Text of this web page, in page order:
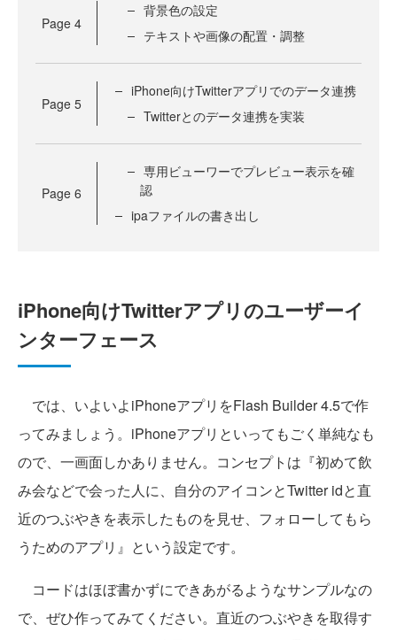
Page 4
背景色の設定
テキストや画像の配置・調整
Page 5
iPhone向けTwitterアプリでのデータ連携
Twitterとのデータ連携を実装
Page 6
専用ビューワーでプレビュー表示を確
認
ipaファイルの書き出し
iPhone向けTwitterアプリのユーザーイ
ンターフェース
では、いよいよiPhoneアプリをFlash Builder 4.5で作
ってみましょう。iPhoneアプリといってもごく単純なも
ので、一画面しかありません。コンセプトは『初めて飲
み会などで会った人に、自分のアイコンとTwitter idと直
近のつぶやきを表示したものを見せ、フォローしてもら
うためのアプリ』という設定です。
コードはほぼ書かずにできあがるようなサンプルなの
で、ぜひ作ってみてください。直近のつぶやきを取得す